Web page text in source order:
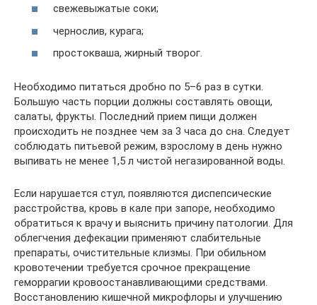
свежевыжатые соки;
чернослив, курага;
простокваша, жирный творог.
Необходимо питаться дробно по 5–6 раз в сутки.
Большую часть порции должны составлять овощи,
салаты, фрукты. Последний прием пищи должен
происходить не позднее чем за 3 часа до сна. Следует
соблюдать питьевой режим, взрослому в день нужно
выпивать не менее 1,5 л чистой негазированной воды.
Если нарушается стул, появляются диспепсические
расстройства, кровь в кале при запоре, необходимо
обратиться к врачу и выяснить причину патологии. Для
облегчения дефекации применяют слабительные
препараты, очистительные клизмы. При обильном
кровотечении требуется срочное прекращение
геморрагии кровоостанавливающими средствами.
Восстановлению кишечной микрофлоры и улучшению